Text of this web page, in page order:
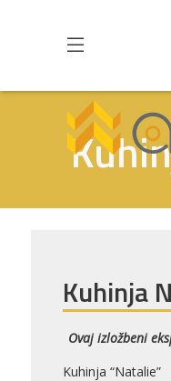
u ponudi
Kuhinja
Ovaj izložbeni
Kuhinja “Natalie”